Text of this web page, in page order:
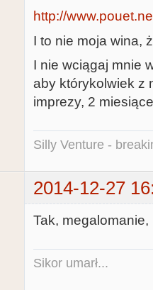
http://
I to nie moja wina,
I nie wciągaj mnie
aby którykolwiek z
imprezy, 2
Silly Venture -
2014-12-27
Tak,
Sikor umarł...